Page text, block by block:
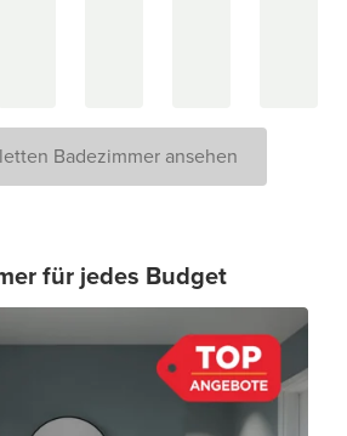
Badezimmer ansehen
für jedes Budget